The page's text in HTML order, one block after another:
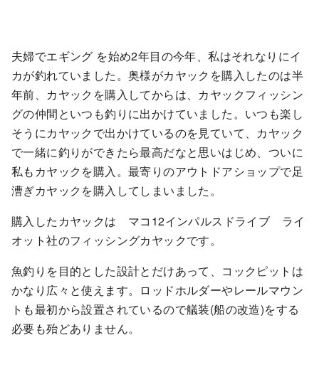
夫婦でエギング を始め2年目の今年、私はそれなりにイ
カが釣れていました。奥様がカヤックを購入したのは半
年前、カヤックを購入してからは、カヤックフィッシン
グの仲間といつも釣りに出かけていました。いつも楽し
そうにカヤックで出かけているのを見ていて、カヤック
で一緒に釣りができたら最高だなと思いはじめ、ついに
私もカヤックを購入。最寄りのアウトドアショップで足
漕ぎカヤックを購入してしまいました。
購入したカヤックは マコ12インパルスドライブ ライ
オット社のフィッシングカヤックです。
魚釣りを目的とした設計とだけあって、コックピットは
かなり広々と使えます。ロッドホルダーやレールマウン
トも最初から設置されているので艤装(船の改造)をする
必要も殆どありません。